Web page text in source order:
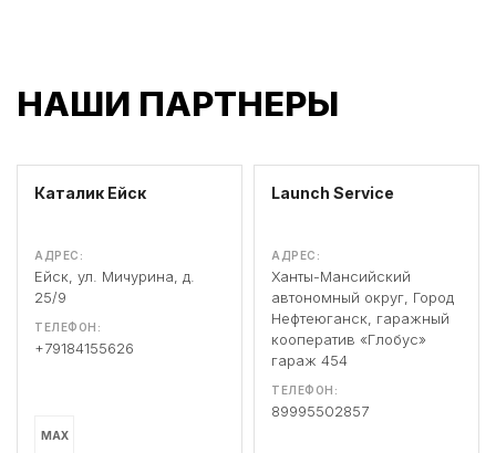
НАШИ ПАРТНЕРЫ
Каталик Ейск
АДРЕС:
Ейск, ул. Мичурина, д.
25/9
ТЕЛЕФОН:
+79184155626
MAX
Launch Service
АДРЕС:
Ханты-Мансийский
автономный округ, Город
Нефтеюганск, гаражный
кооператив «Глобус»
гараж 454
ТЕЛЕФОН:
89995502857